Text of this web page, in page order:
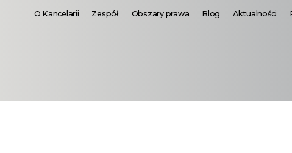
O Kancelarii Zespół Obszary prawa Blog Aktualności